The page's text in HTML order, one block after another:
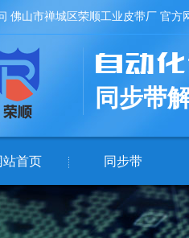
佛山市禅城区荣顺工业皮带厂 官方
同步带
站首页 同步带